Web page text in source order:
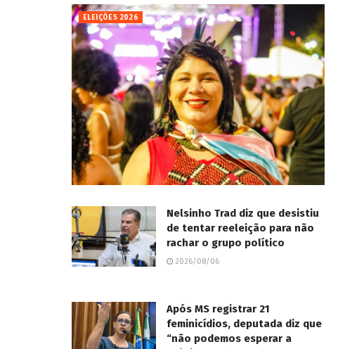
ELEIÇÕES 2026
Nelsinho Trad diz que desistiu
de tentar reeleição para não
rachar o grupo político
2026/08/06
Após MS registrar 21
feminicídios, deputada diz que
“não podemos esperar a